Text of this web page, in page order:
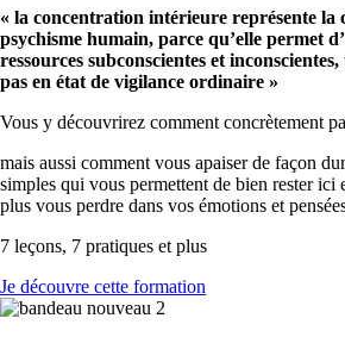
« la concentration intérieure représente la
psychisme humain, parce qu’elle permet
ressources subconscientes et
pas en état de vigilance ordinaire »
Vous y découvrirez comment concrètement
mais aussi comment vous apaiser de façon
simples qui vous permettent de bien rester ici
plus vous perdre dans vos émotions et
7 leçons, 7 pratiques et plus
Je découvre cette formation